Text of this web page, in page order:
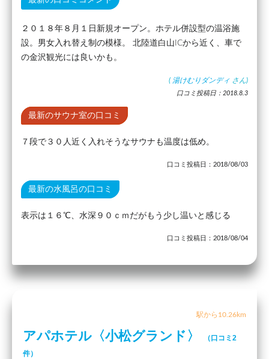
２０１８年８月１日新規オープン。ホテル併設型の温浴施
設。男女入れ替え制の模様。 北陸道白山ICから近く、車で
の金沢観光には良いかも。
( 湯けむりダンディ さん)
口コミ投稿日：2018.8.3
最新のサウナ室の口コミ
７段で３０人近く入れそうなサウナも温度は低め。
口コミ投稿日：2018/08/03
最新の水風呂の口コミ
表示は１６℃、水深９０ｃｍだがもう少し温いと感じる
口コミ投稿日：2018/08/04
駅から10.26km
アパホテル〈小松グランド〉
（口コミ2
件）